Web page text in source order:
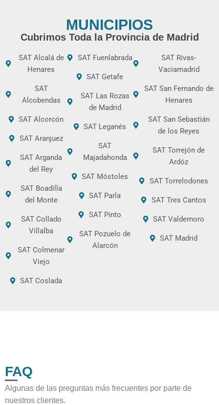
MUNICIPIOS
Cubrimos Toda la Provincia de Madrid
SAT Alcalá de
Henares
SAT
Alcobendas
SAT Alcorcón
SAT Aranjuez
SAT Arganda
del Rey
SAT Boadilla
del Monte
SAT Collado
Villalba
SAT Colmenar
Viejo
SAT Coslada
SAT Fuenlabrada
SAT Getafe
SAT Las Rozas
de Madrid
SAT Leganés
SAT
Majadahonda
SAT Móstoles
SAT Parla
SAT Pinto
SAT Pozuelo de
Alarcón
SAT Rivas-
Vaciamadrid
SAT San Fernando de
Henares
SAT San Sebastián
de los Reyes
SAT Torrejón de
Ardóz
SAT Torrelodones
SAT Tres Cantos
SAT Valdemoro
SAT Madrid
FAQ
Algunas de las preguntas más frecuentes por parte de
nuestros clientes.